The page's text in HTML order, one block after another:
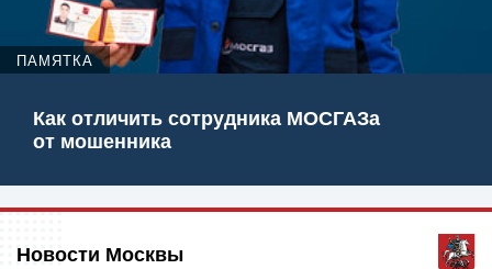
ПАМЯТКА
Как отличить сотрудника МОСГАЗа
от мошенника
Новости Москвы